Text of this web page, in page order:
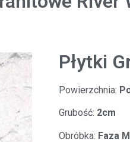
Płytki
Powierzchnia:
Grubość: 2cm
Obróbka: Faza